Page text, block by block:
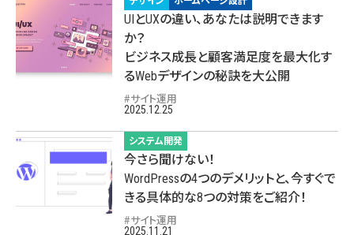
UIとUXの違い、あなたは説明できます
か？
ビジネス成長と顧客満足度を最大化す
るWebデザインの秘訣を大公開
サイト運用
2025.12.25
システム開発
今さら聞けない！
WordPressの4つのデメリットと、今すぐで
きる具体的な8つの対策をご紹介！
サイト運用
2025.11.21